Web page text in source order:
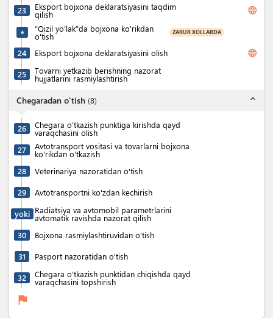
23 Eksport bojxona deklaratsiyasini taqdim
qilish language
★ “Qizil yo‘lak”da bojxona ko'rikdan
o'tish ZARUR XOLLARDA
24 Eksport bojxona deklaratsiyasini olish language
25 Tovarni yetkazib berishning nazorat
hujjatlarini rasmiylashtirish
Chegaradan o'tish (8) expand_less
26 Chegara o’tkazish punktiga kirishda qayd
varaqchasini olish
27
Avtotransport vositasi va tovarlarni bojxona
ko'rikdan o'tkazish
28
Veterinariya nazoratidan o'tish
29 Avtotransportni ko'zdan kechirish
yoki Radiatsiya va avtomobil parametrlarini
avtomatik ravishda nazorat qilish
30
Bojxona rasmiylashtiruvidan o'tish
31 Pasport nazoratidan o'tish
32 Chegara o‘tkazish punktidan chiqishda qayd
varaqchasini topshirish
flag